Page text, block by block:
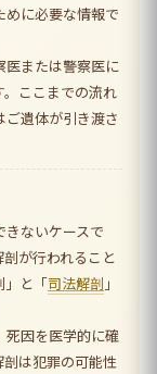
に必要な情報で
医または警察医に
ここまでの流れ
遺体が引き渡さ
ないケースで
が行われること
」と「司法解剖 」
死因を医学的に確
は犯罪の可能性